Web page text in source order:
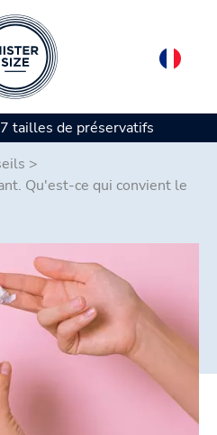
tailles de préservatifs
>
Qu'est-ce qui convient le